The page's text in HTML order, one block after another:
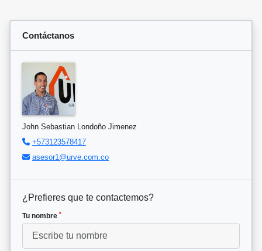
Contáctanos
John Sebastian Londoño Jimenez
+573123578417
asesor1@urve.com.co
¿Prefieres que te contactemos?
Tu nombre *